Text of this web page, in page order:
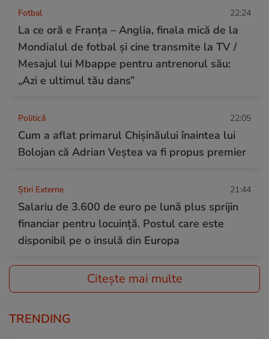
Fotbal 22:24
La ce oră e Franța – Anglia, finala mică de la
Mondialul de fotbal și cine transmite la TV /
Mesajul lui Mbappe pentru antrenorul său:
„Azi e ultimul tău dans”
Politică 22:05
Cum a aflat primarul Chișinăului înaintea lui
Bolojan că Adrian Veștea va fi propus premier
Știri Externe 21:44
Salariu de 3.600 de euro pe lună plus sprijin
financiar pentru locuință. Postul care este
disponibil pe o insulă din Europa
Citește mai multe
TRENDING